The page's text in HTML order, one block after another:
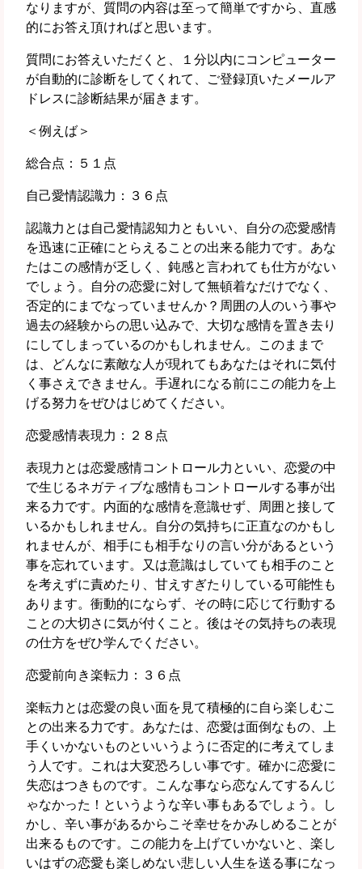
なりますが、質問の内容は至って簡単ですから、直感
的にお答え頂ければと思います。
質問にお答えいただくと、１分以内にコンピューター
が自動的に診断をしてくれて、ご登録頂いたメールア
ドレスに診断結果が届きます。
＜例えば＞
総合点：５１点
自己愛情認識力：３６点
認識力とは自己愛情認知力ともいい、自分の恋愛感情
を迅速に正確にとらえることの出来る能力です。あな
たはこの感情が乏しく、鈍感と言われても仕方がない
でしょう。自分の恋愛に対して無頓着なだけでなく、
否定的にまでなっていませんか？周囲の人のいう事や
過去の経験からの思い込みで、大切な感情を置き去り
にしてしまっているのかもしれません。このままで
は、どんなに素敵な人が現れてもあなたはそれに気付
く事さえできません。手遅れになる前にこの能力を上
げる努力をぜひはじめてください。
恋愛感情表現力：２８点
表現力とは恋愛感情コントロール力といい、恋愛の中
で生じるネガティブな感情もコントロールする事が出
来る力です。内面的な感情を意識せず、周囲と接して
いるかもしれません。自分の気持ちに正直なのかもし
れませんが、相手にも相手なりの言い分があるという
事を忘れています。又は意識はしていても相手のこと
を考えずに責めたり、甘えすぎたりしている可能性も
あります。衝動的にならず、その時に応じて行動する
ことの大切さに気が付くこと。後はその気持ちの表現
の仕方をぜひ学んでください。
恋愛前向き楽転力：３６点
楽転力とは恋愛の良い面を見て積極的に自ら楽しむこ
との出来る力です。あなたは、恋愛は面倒なもの、上
手くいかないものといいうように否定的に考えてしま
う人です。これは大変恐ろしい事です。確かに恋愛に
失恋はつきものです。こんな事なら恋なんてするんじ
ゃなかった！というような辛い事もあるでしょう。し
かし、辛い事があるからこそ幸せをかみしめることが
出来るものです。この能力を上げていかないと、楽し
いはずの恋愛も楽しめない悲しい人生を送る事になっ